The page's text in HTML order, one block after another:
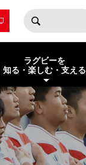
ラグビーを
知る・楽しむ・支える